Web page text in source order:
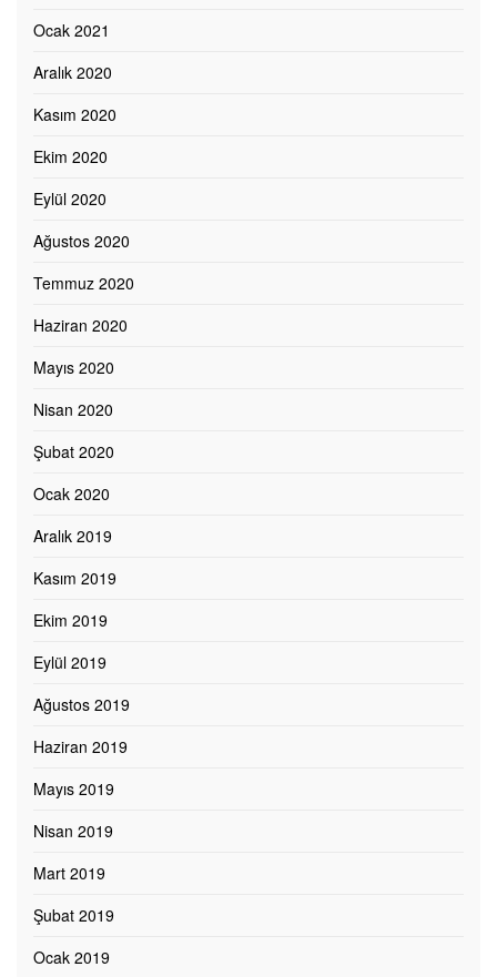
Ocak 2021
Aralık 2020
Kasım 2020
Ekim 2020
Eylül 2020
Ağustos 2020
Temmuz 2020
Haziran 2020
Mayıs 2020
Nisan 2020
Şubat 2020
Ocak 2020
Aralık 2019
Kasım 2019
Ekim 2019
Eylül 2019
Ağustos 2019
Haziran 2019
Mayıs 2019
Nisan 2019
Mart 2019
Şubat 2019
Ocak 2019